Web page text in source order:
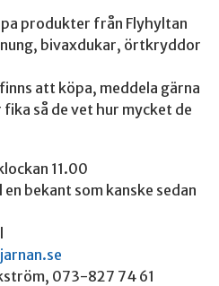
produkter från Flyhyltan
bivaxdukar, örtkryddor
att köpa, meddela gärna
så de vet hur mycket de
11.00
bekant som kanske sedan
073-827 74 61